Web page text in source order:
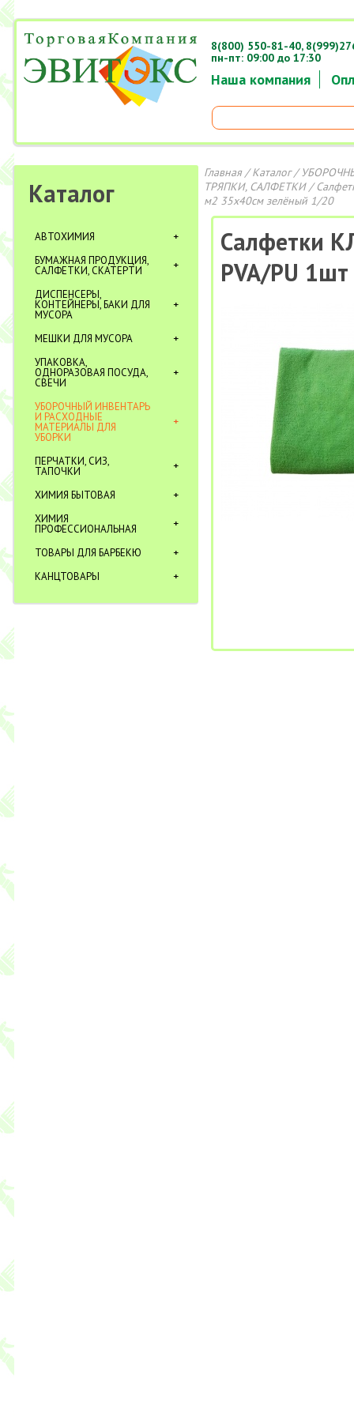
Наша компания
8(800) 550-81-40,
пн-пт: 09:00 до 17:30
Каталог
АВТОХИМИЯ
БУМАЖНАЯ ПРОДУКЦИЯ,
САЛФЕТКИ, СКАТЕРТИ
ДИСПЕНСЕРЫ,
КОНТЕЙНЕРЫ, БАКИ ДЛЯ
МУСОРА
МЕШКИ ДЛЯ МУСОРА
УПАКОВКА,
ОДНОРАЗОВАЯ ПОСУДА,
СВЕЧИ
УБОРОЧНЫЙ ИНВЕНТАРЬ
И РАСХОДНЫЕ
МАТЕРИАЛЫ ДЛЯ
УБОРКИ
ПЕРЧАТКИ, СИЗ,
ТАПОЧКИ
ХИМИЯ БЫТОВАЯ
ХИМИЯ
ПРОФЕССИОНАЛЬНАЯ
ТОВАРЫ ДЛЯ БАРБЕКЮ
КАНЦТОВАРЫ
Главная/Каталог/
ТРЯПКИ, САЛФЕТКИ/
м2 35х40см зелёный 1/20
Салфетки
PVA/PU